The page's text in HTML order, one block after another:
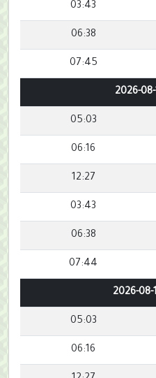
03:43
06:38
07:45
05:03
06:16
12:27
03:43
06:38
07:44
05:03
06:16